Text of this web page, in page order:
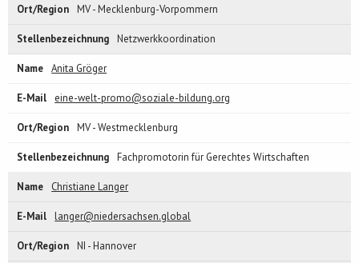
MV - Mecklenburg-Vorpommern
Netzwerkkoordination
Anita Gröger
eine-welt-promo@soziale-bildung.org
MV - Westmecklenburg
Fachpromotorin für Gerechtes Wirtschaften
Christiane Langer
langer@niedersachsen.global
NI - Hannover